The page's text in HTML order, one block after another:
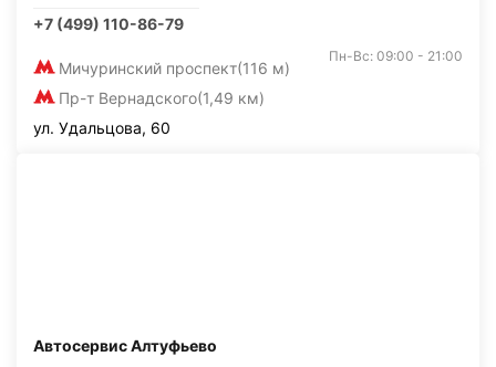
+7 (499) 110-86-79
Мичуринский проспект(116 м)
Пр-т Вернадского(1,49 км)
Пн-Вс: 09:00 - 21:00
ул. Удальцова, 60
Автосервис Алтуфьево